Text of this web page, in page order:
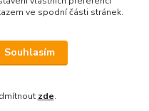
Všechna práva vyhrazena.
ve spodní části stránek.
Souhlasím
zde.